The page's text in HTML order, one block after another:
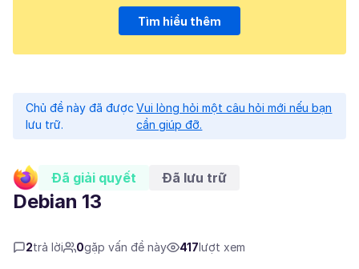
Tìm hiểu thêm
Chủ đề này đã được
lưu trữ.
Vui lòng hỏi một câu hỏi mới nếu bạn
cần giúp đỡ.
Đã giải quyết Đã lưu trữ
Debian 13
2trả lời 0gặp vấn đề này 417lượt xem